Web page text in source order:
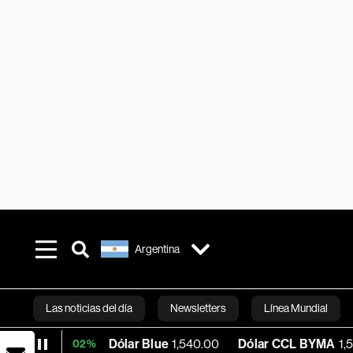
Argentina
Las noticias del día Newsletters Línea Mundial
Bloomberg
Dólar Blue 1,540.00 Dólar CCL BYMA 1,575.06